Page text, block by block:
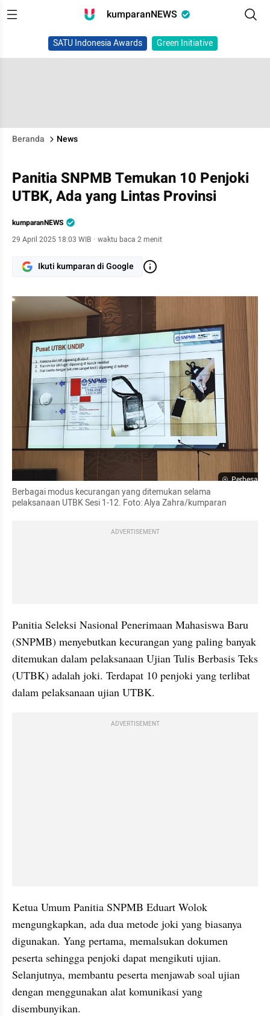
kumparanNEWS
SATU Indonesia Awards Green Initiative
Beranda News
Panitia SNPMB Temukan 10 Penjoki
UTBK, Ada yang Lintas Provinsi
kumparanNEWS
29 April 2025 18:03 WIB · waktu baca 2 menit
Ikuti kumparan di Google
Perbesar
Berbagai modus kecurangan yang ditemukan selama
pelaksanaan UTBK Sesi 1-12. Foto: Alya Zahra/kumparan
ADVERTISEMENT
Panitia Seleksi Nasional Penerimaan Mahasiswa Baru
(SNPMB) menyebutkan kecurangan yang paling banyak
ditemukan dalam pelaksanaan Ujian Tulis Berbasis Teks
(UTBK) adalah joki. Terdapat 10 penjoki yang terlibat
dalam pelaksanaan ujian UTBK.
ADVERTISEMENT
Ketua Umum Panitia SNPMB Eduart Wolok
mengungkapkan, ada dua metode joki yang biasanya
digunakan. Yang pertama, memalsukan dokumen
peserta sehingga penjoki dapat mengikuti ujian.
Selanjutnya, membantu peserta menjawab soal ujian
dengan menggunakan alat komunikasi yang
disembunyikan.